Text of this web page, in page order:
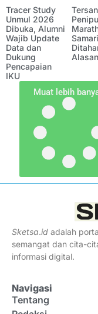
Tracer Study
Unmul 2026
Dibuka, Alumni
Wajib Update
Data dan
Dukung
Pencapaian
IKU
Muat lebih
Sketsa.id adalah
semangat dan cita-
informasi digital.
Navigasi
Tentang